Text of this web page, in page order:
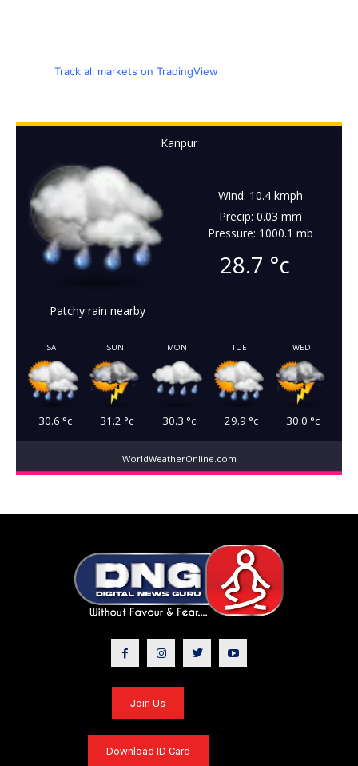
Track all markets on TradingView
Kanpur
Patchy rain nearby
Wind: 10.4 kmph
Precip: 0.03 mm
Pressure: 1000.1 mb
28.7 °c
SAT
30.6 °c
SUN
31.2 °c
MON
30.3 °c
TUE
29.9 °c
WED
30.0 °c
WorldWeatherOnline.com
Join Us
Download ID Card